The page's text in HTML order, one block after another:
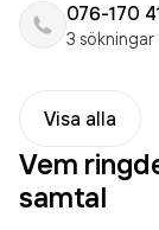
076-170
3 sökningar
Visa alla
Vem
samtal